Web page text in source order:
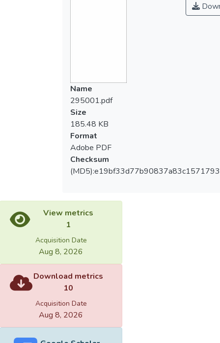
Name
295001.pdf
Size
185.48 KB
Format
Adobe PDF
Checksum
View metrics
1
Acquisition Date
Aug 8, 2026
Download metrics
10
Acquisition Date
Aug 8, 2026